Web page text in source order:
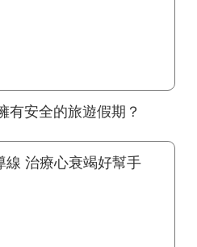
有安全的旅遊假期？